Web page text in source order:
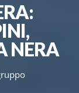
NERA